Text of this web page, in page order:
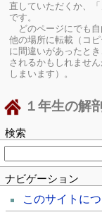
直していただくか、
です。
どのページにでも自
他の場所に転載（コ
に間違いがあったと
されるかもしれませ
しまいます）。
１年生の解
検索
ナビゲーション
このサイトに